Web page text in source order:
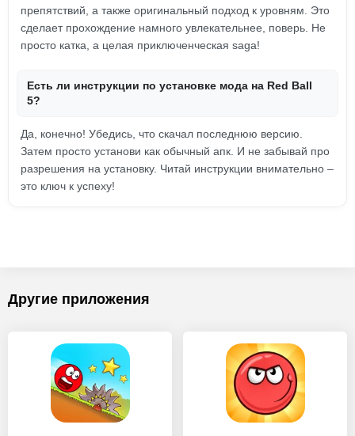
препятствий, а также оригинальный подход к уровням. Это
сделает прохождение намного увлекательнее, поверь. Не
просто катка, а целая приключенческая saga!
Есть ли инструкции по установке мода на Red Ball
5?
Да, конечно! Убедись, что скачал последнюю версию.
Затем просто установи как обычный апк. И не забывай про
разрешения на установку. Читай инструкции внимательно –
это ключ к успеху!
Другие приложения